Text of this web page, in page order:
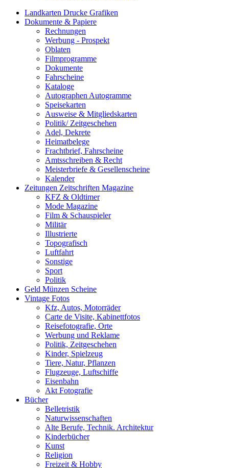
Landkarten Drucke Grafiken
Dokumente & Papiere
Rechnungen
Werbung - Prospekt
Oblaten
Filmprogramme
Dokumente
Fahrscheine
Kataloge
Autographen Autogramme
Speisekarten
Ausweise & Mitgliedskarten
Politik/ Zeitgeschehen
Adel, Dekrete
Heimatbelege
Frachtbrief, Fahrscheine
Amtsschreiben & Recht
Meisterbriefe & Gesellenscheine
Kalender
Zeitungen Zeitschriften Magazine
KFZ & Oldtimer
Mode Magazine
Film & Schauspieler
Militär
Illustrierte
Topografisch
Luftfahrt
Sonstige
Sport
Politik
Geld Münzen Scheine
Vintage Fotos
Kfz, Autos, Motorräder
Carte de Visite, Kabinettfotos
Reisefotografie, Orte
Werbung und Reklame
Politik, Zeitgeschehen
Kinder, Spielzeug
Tiere, Natur, Pflanzen
Flugzeuge, Luftschiffe
Eisenbahn
Akt Fotografie
Bücher
Belletristik
Naturwissenschaften
Alte Berufe, Technik. Architektur
Kinderbücher
Kunst
Religion
Freizeit & Hobby